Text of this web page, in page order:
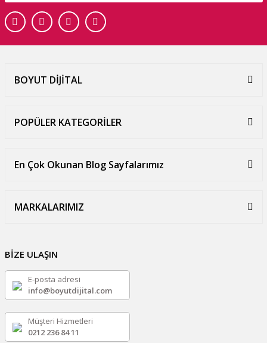
BOYUT DİJİTAL
POPÜLER KATEGORİLER
En Çok Okunan Blog Sayfalarımız
MARKALARIMIZ
BİZE ULAŞIN
E-posta adresi
info@boyutdijital.com
Müşteri Hizmetleri
0212 236 84 11